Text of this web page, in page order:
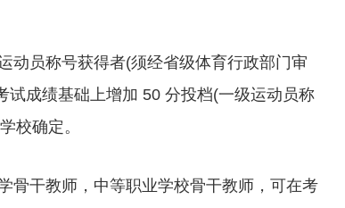
员称号获得者(须经省级体育行政部门审
试成绩基础上增加 50 分投档(一级运动员称
校确定。
干教师，中等职业学校骨干教师，可在考